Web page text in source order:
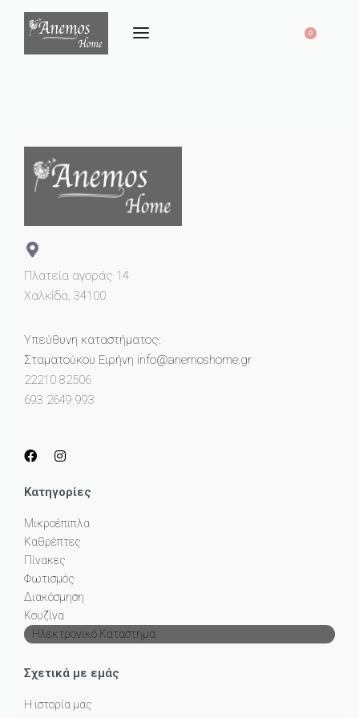
0
Πλατεία αγοράς 14
Χαλκίδα, 34100
Υπεύθυνη καταστήματος:
Σταματούκου Ειρήνη info@anemoshome.gr
22210 82506
693 2649 993
Κατηγορίες
Μικροέπιπλα
Καθρέπτες
Πίνακες
Φωτισμός
Διακόσμηση
Κουζίνα
Ηλεκτρονικό Καταστημα
Σχετικά με εμάς
Η ιστορία μας